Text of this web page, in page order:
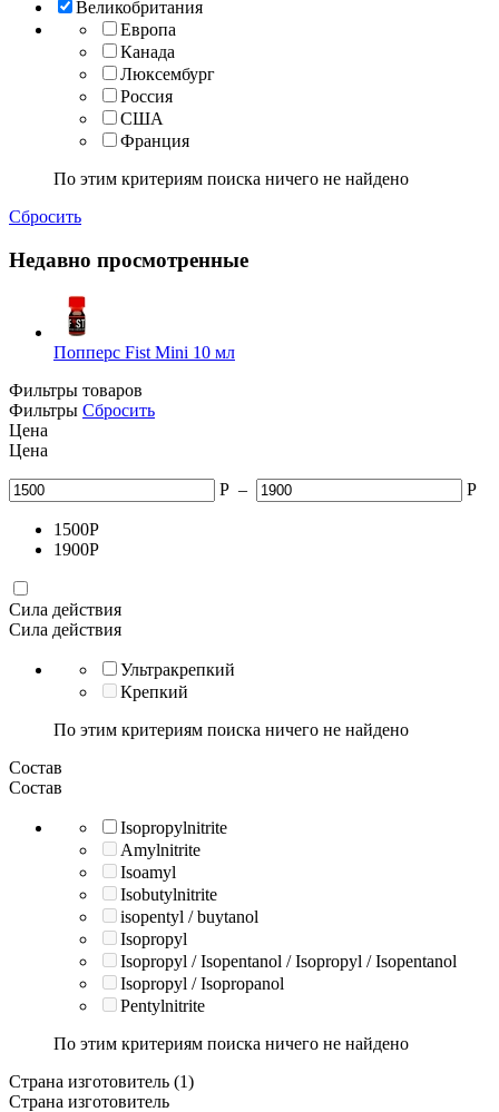
Великобритания
Европа
Канада
Люксембург
Россия
США
Франция
По этим критериям поиска ничего не найдено
Сбросить
Недавно просмотренные
Попперс Fist Mini 10 мл
Фильтры товаров
Фильтры Сбросить
Цена
Цена
Р – Р
1500Р
1900Р
Сила действия
Сила действия
Ультракрепкий
Крепкий
По этим критериям поиска ничего не найдено
Состав
Состав
Isopropylnitrite
Amylnitrite
Isoamyl
Isobutylnitrite
isopentyl / buytanol
Isopropyl
Isopropyl / Isopentanol / Isopropyl / Isopentanol
Isopropyl / Isopropanol
Pentylnitrite
По этим критериям поиска ничего не найдено
Страна изготовитель (1)
Страна изготовитель